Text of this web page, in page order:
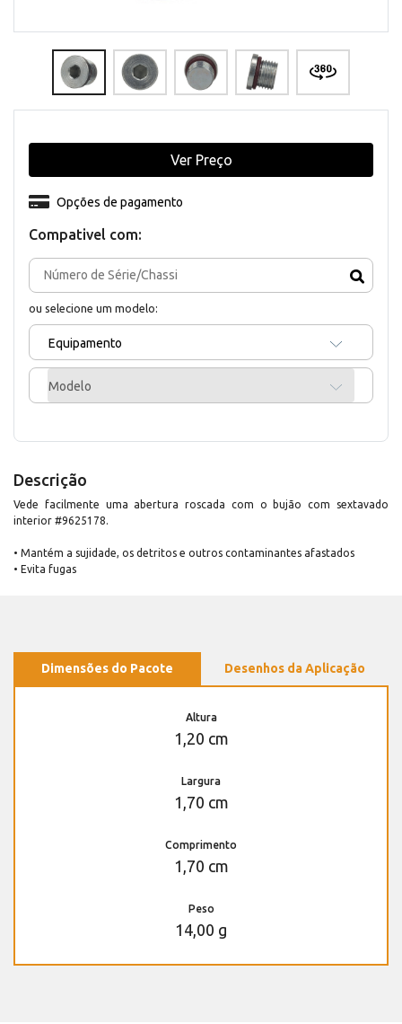
Compativel com:
ou selecione um modelo:
Equipamento
Modelo
Opções de pagamento
Ver Preço
Descrição
Vede facilmente uma abertura roscada com o bujão com sextavado
interior #9625178.
• Mantém a sujidade, os detritos e outros contaminantes afastados
• Evita fugas
Dimensões do Pacote Desenhos da Aplicação
Altura
1,20 cm
Largura
1,70 cm
Comprimento
1,70 cm
Peso
14,00 g